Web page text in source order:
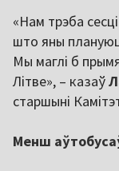
«Нам трэба
што яны
Мы маглі б
Літве», – казаў
старшыні
Менш